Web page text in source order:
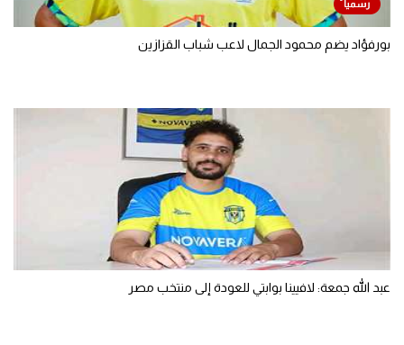
بورفؤاد يضم محمود الجمال لاعب شباب القزازين
عبد الله جمعة: لافيينا بوابتي للعودة إلى منتخب مصر